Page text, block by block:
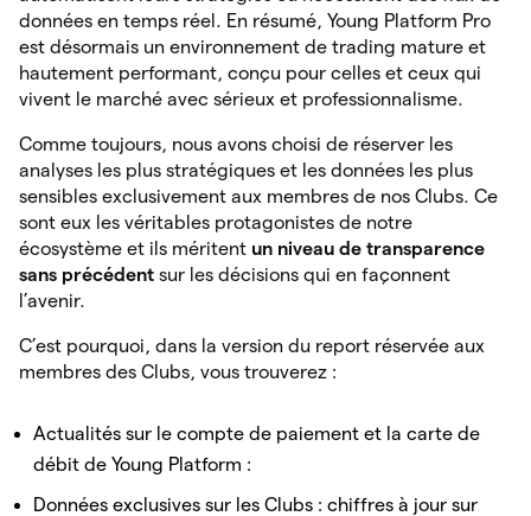
données en temps réel. En résumé, Young Platform Pro
est désormais un environnement de trading mature et
hautement performant, conçu pour celles et ceux qui
vivent le marché avec sérieux et professionnalisme.
Comme toujours, nous avons choisi de réserver les
analyses les plus stratégiques et les données les plus
sensibles exclusivement aux membres de nos Clubs. Ce
sont eux les véritables protagonistes de notre
écosystème et ils méritent un niveau de transparence
sans précédent sur les décisions qui en façonnent
l’avenir.
C’est pourquoi, dans la version du report réservée aux
membres des Clubs, vous trouverez :
Actualités sur le compte de paiement et la carte de
débit de Young Platform :
Données exclusives sur les Clubs : chiffres à jour sur